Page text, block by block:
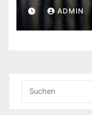
ADMIN